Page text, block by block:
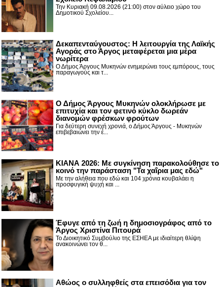
Την Κυριακή 09.08.2026 (21:00) στον αύλειο χώρο του
Δημοτικού Σχολείου...
Δεκαπενταύγουστος: H λειτουργία της Λαϊκής
Αγοράς στο Άργος μεταφέρεται μια μέρα
νωρίτερα
Ο Δήμος Άργους Μυκηνών ενημερώνει τους εμπόρους, τους
παραγωγούς και τ...
Ο Δήμος Άργους Μυκηνών ολοκλήρωσε με
επιτυχία και τον φετινό κύκλο δωρεάν
διανομών φρέσκων φρούτων
Για δεύτερη συνεχή χρονιά, ο Δήμος Άργους - Μυκηνών
επιβεβαιώνει την έ...
ΚΙΑΝΑ 2026: Με συγκίνηση παρακολούθησε το
κοινό την παράσταση "Τα χαΐρια μας εδώ"
Με την αλήθεια που εδώ και 104 χρόνια κουβαλάει η
προσφυγική ψυχή και ...
Έφυγε από τη ζωή η δημοσιογράφος από το
Άργος Χριστίνα Πιτουρά
Το Διοικητικό Συμβούλιο της ΕΣΗΕΑ με ιδιαίτερη θλίψη
ανακοινώνει τον θ...
Αθώος ο συλληφθείς στα επεισόδια για τον